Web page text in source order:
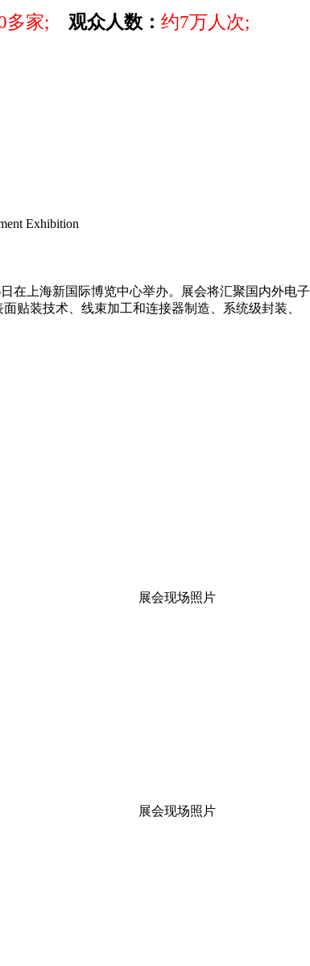
多家; 观众人数： 约7万人次;
Exhibition
在上海新国际博览中心举办。展会将汇聚国内外电子
贴装技术、线束加工和连接器制造、系统级封装、
展会现场照片
展会现场照片